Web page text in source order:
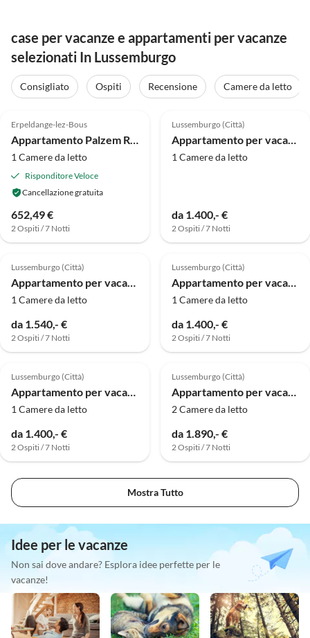
case per vacanze e appartamenti per vacanze
selezionati In Lussemburgo
Consigliato Ospiti Recensione
Camere da letto
Erpeldange-lez-Bous
Appartamento Palzem Riverside Escape
1 Camere da letto
Risponditore Veloce
Cancellazione gratuita
652,49 €
2 Ospiti / 7 Notti
Lussemburgo (Città)
Appartamento per vacanze 002
1 Camere da letto
da 1.400,- €
2 Ospiti / 7 Notti
Lussemburgo (Città)
Appartamento per vacanze 003
1 Camere da letto
da 1.540,- €
2 Ospiti / 7 Notti
Lussemburgo (Città)
Appartamento per vacanze 104
1 Camere da letto
da 1.400,- €
2 Ospiti / 7 Notti
Lussemburgo (Città)
Appartamento per vacanze 105
1 Camere da letto
da 1.400,- €
2 Ospiti / 7 Notti
Lussemburgo (Città)
Appartamento per vacanze 207
2 Camere da letto
da 1.890,- €
2 Ospiti / 7 Notti
Mostra Tutto
Idee per le vacanze
Non sai dove andare? Esplora idee perfette per le
vacanze!